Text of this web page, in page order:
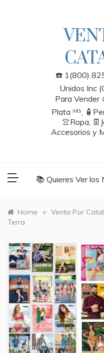
☎️ 1(800)
Unidos Inc
Para Vender
Plata ⁹²⁵,
👚Ropa,
Accesorios y
📚 Quieres Ver
Home » Venta Por
Terra